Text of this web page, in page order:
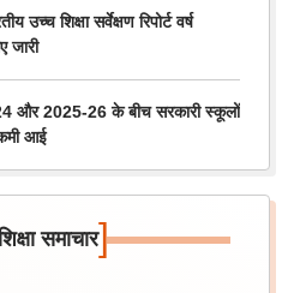
शिक्षा सर्वेक्षण रिपोर्ट वर्ष
और 2025-26 के बीच सरकारी स्कूलों
आई
समाचार]